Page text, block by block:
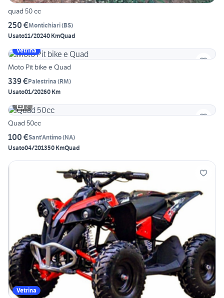
quad 50 cc
250 €Montichiari(BS)
Usato11/20240 KmQuad
Vetrina
Moto Pit bike e Quad
339 €Palestrina (RM)
Usato01/20260 Km
2
Quad 50cc
100 €Sant'Antimo(NA)
Usato04/201350 KmQuad
Vetrina